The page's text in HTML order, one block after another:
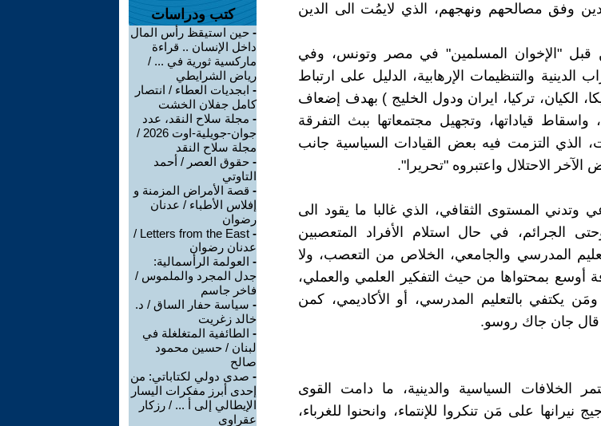
وفق مصالحهم ونهجهم، الذي لايمُت الى الدين
قبل "الإخوان المسلمين" في مصر وتونس، وفي
الدينية والتنظيمات الإرهابية، الدليل على ارتباط
الكيان، تركيا، ايران ودول الخليج ) بهدف إضعاف
واسقاط قياداتها، وتجهيل مجتمعاتها ببث التفرقة
الذي التزمت فيه بعض القيادات السياسية جانب
الاحتلال واعتبروه "تحريرا".
المستوى الثقافي، الذي غالبا ما يقود الى
الجرائم، في حال استلام الأفراد المتعصبين
المدرسي والجامعي، الخلاص من التعصب، ولا
أوسع بمحتواها من حيث التفكير العلمي والعملي،
يكتفي بالتعليم المدرسي، أو الأكاديمي، كمن
قال جان جاك روسو.
الخلافات السياسية والدينية، ما دامت القوى
نيرانها على مَن تنكروا للإنتماء، وانحنوا للغرباء،
كتب ودراسات
- حين استيقظ رأس المال
داخل الإنسان .. قراءة
ماركسية ثورية في ... /
رياض الشرايطي
- ابجديات العطاء / انتصار
كامل جفلان الخشت
- مجلة سلاح النقد، عدد
جوان-جويلية-اوت 2026 /
مجلة سلاح النقد
- حقوق العصر / أحمد
التاوتي
- قصة الأمراض المزمنة و
إفلاس الأطباء / عدنان
رضوان
-
Letters from the East /
عدنان رضوان
- العولمة الرأسمالية:
جدل المجرد والملموس /
فاخر جاسم
- سياسة حفار الساق / د.
خالد زغريت
- الطائفية المتغلغلة في
لبنان / حسين محمود
صالح
- صدى دولي لكتاباتي: من
إحدى أبرز مفكرات اليسار
الإيطالي إلى أ ... / رزكار
عقراوي